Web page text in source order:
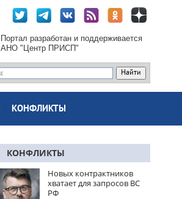
Портал разработан и поддерживается
АНО "Центр ПРИСП"
КОНФЛИКТЫ
КОНФЛИКТЫ
Новых контрактников
хватает для запросов ВС
РФ